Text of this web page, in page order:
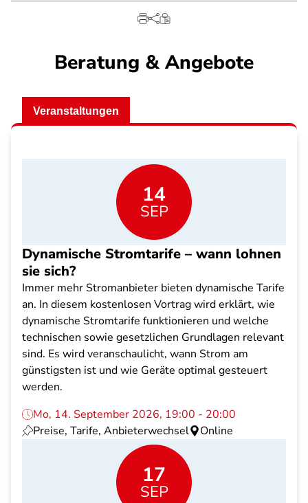
Beratung & Angebote
Veranstaltungen
14
SEP
Dynamische Stromtarife – wann lohnen
sie sich?
Immer mehr Stromanbieter bieten dynamische Tarife
an. In diesem kostenlosen Vortrag wird erklärt, wie
dynamische Stromtarife funktionieren und welche
technischen sowie gesetzlichen Grundlagen relevant
sind. Es wird veranschaulicht, wann Strom am
günstigsten ist und wie Geräte optimal gesteuert
werden.
Mo, 14. September 2026, 19:00 - 20:00
Preise, Tarife, Anbieterwechsel
Online
17
SEP